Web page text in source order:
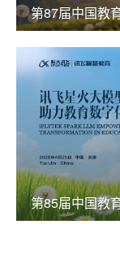
第87届中国教
第85届中国教